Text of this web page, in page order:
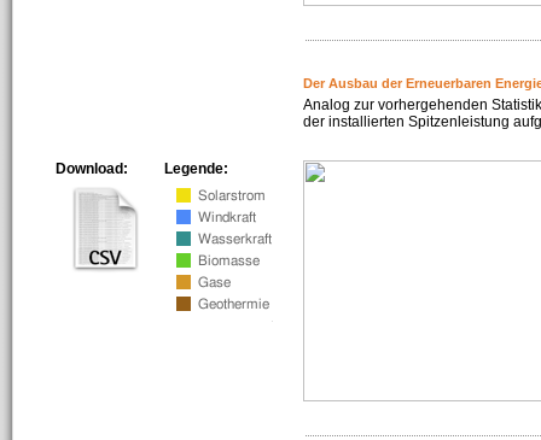
Der Ausbau der Erneuerbaren
Analog zur vorhergehenden
der installierten Spitzenleistung
Legende:
Download: